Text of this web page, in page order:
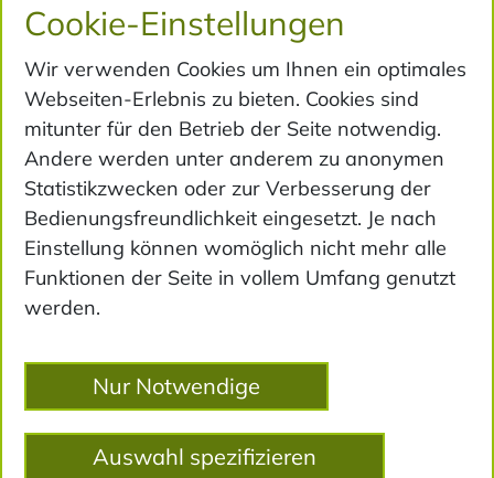
Cookie-Einstellungen
Wir verwenden Cookies um Ihnen ein optimales
Webseiten-Erlebnis zu bieten. Cookies sind
mitunter für den Betrieb der Seite notwendig.
Andere werden unter anderem zu anonymen
Statistikzwecken oder zur Verbesserung der
Bedienungsfreundlichkeit eingesetzt. Je nach
Einstellung können womöglich nicht mehr alle
Funktionen der Seite in vollem Umfang genutzt
werden.
Nur Notwendige
Auswahl spezifizieren